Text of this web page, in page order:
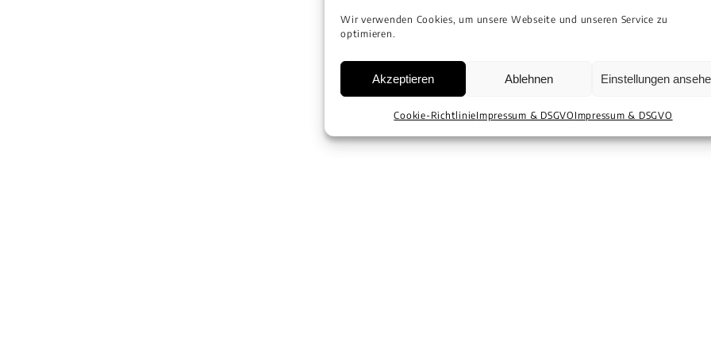
Wir verwenden Cookies, um unsere Webseite und unseren Service zu
optimieren.
Akzeptieren Ablehnen Einstellungen
Cookie-RichtlinieImpressum & DSGVO Impressum & DSGVO